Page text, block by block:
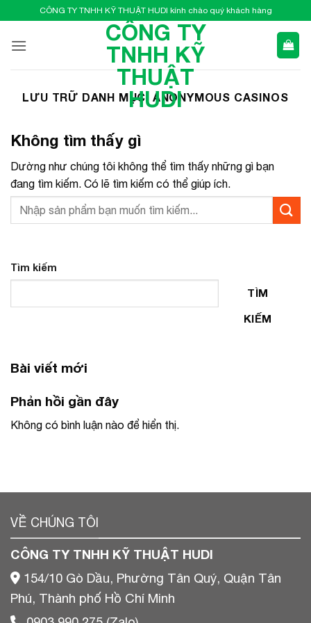
qua
nội
CÔNG TY TNHH KỸ THUẬT HUDI kính chào quý khách hàng
CÔNG TY
TNHH KỸ
THUẬT
HUDI
LƯU TRỮ DANH MỤC: ANONYMOUS CASINOS
Không tìm thấy gì
Dường như chúng tôi không thể tìm thấy những gì bạn
đang tìm kiếm. Có lẽ tìm kiếm có thể giúp ích.
Tìm kiếm
TÌM
KIẾM
Bài viết mới
Phản hồi gần đây
Không có bình luận nào để hiển thị.
VỀ CHÚNG TÔI
CÔNG TY TNHH KỸ THUẬT HUDI
154/10 Gò Dầu, Phường Tân Quý, Quận Tân
Phú, Thành phố Hồ Chí Minh